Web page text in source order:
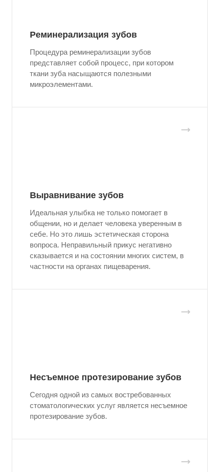
Реминерализация зубов
Процедура реминерализации зубов
представляет собой процесс, при котором
ткани зуба насыщаются полезными
микроэлементами.
Выравнивание зубов
Идеальная улыбка не только помогает в
общении, но и делает человека уверенным в
себе. Но это лишь эстетическая сторона
вопроса. Неправильный прикус негативно
сказывается и на состоянии многих систем, в
частности на органах пищеварения.
Несъемное протезирование зубов
Сегодня одной из самых востребованных
стоматологических услуг является несъемное
протезирование зубов.